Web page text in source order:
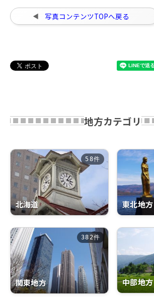
写真コンテンツTOPへ戻る
地方カテゴリ
58件
北海道 東北地方
382件
関東地方 中部地方